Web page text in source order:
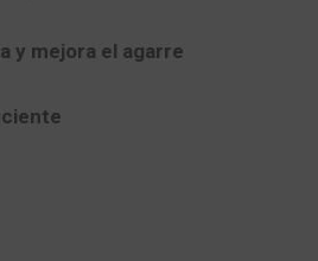
y mejora el agarre